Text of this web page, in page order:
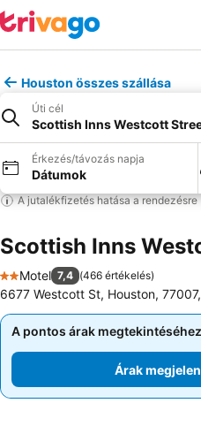
Houston összes szállása
Úti cél
Scottish Inns Westcott
Érkezés/távozás napja
Dátumok
A jutalékfizetés hatása a rendezésre
Scottish Inns
2 Kategória
Motel 7,4 (466 értékelés)
6677 Westcott St, Houston,
A pontos árak
Árak
A pontos árak
Árak